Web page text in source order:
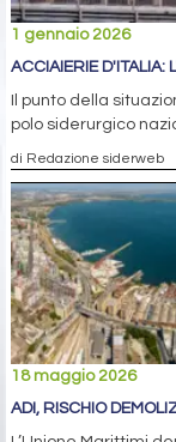
1 gennaio 2026
ACCIAIERIE D'ITALIA:
Il punto della
polo siderurgico
di Redazione siderweb
18 maggio 2026
ADI, RISCHIO